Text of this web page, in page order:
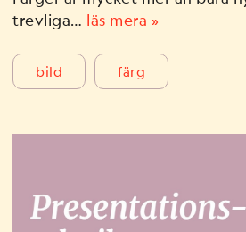
trevliga… läs mera »
bild färg